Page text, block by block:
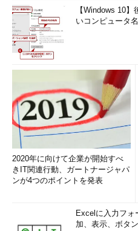
【Windows 10
いコンピュータ
2020年に向けて企業が開始すべ
きIT関連行動、ガートナージャパ
ンが4つのポイントを発表
Excelに入力フォ
加、表示、ボタ